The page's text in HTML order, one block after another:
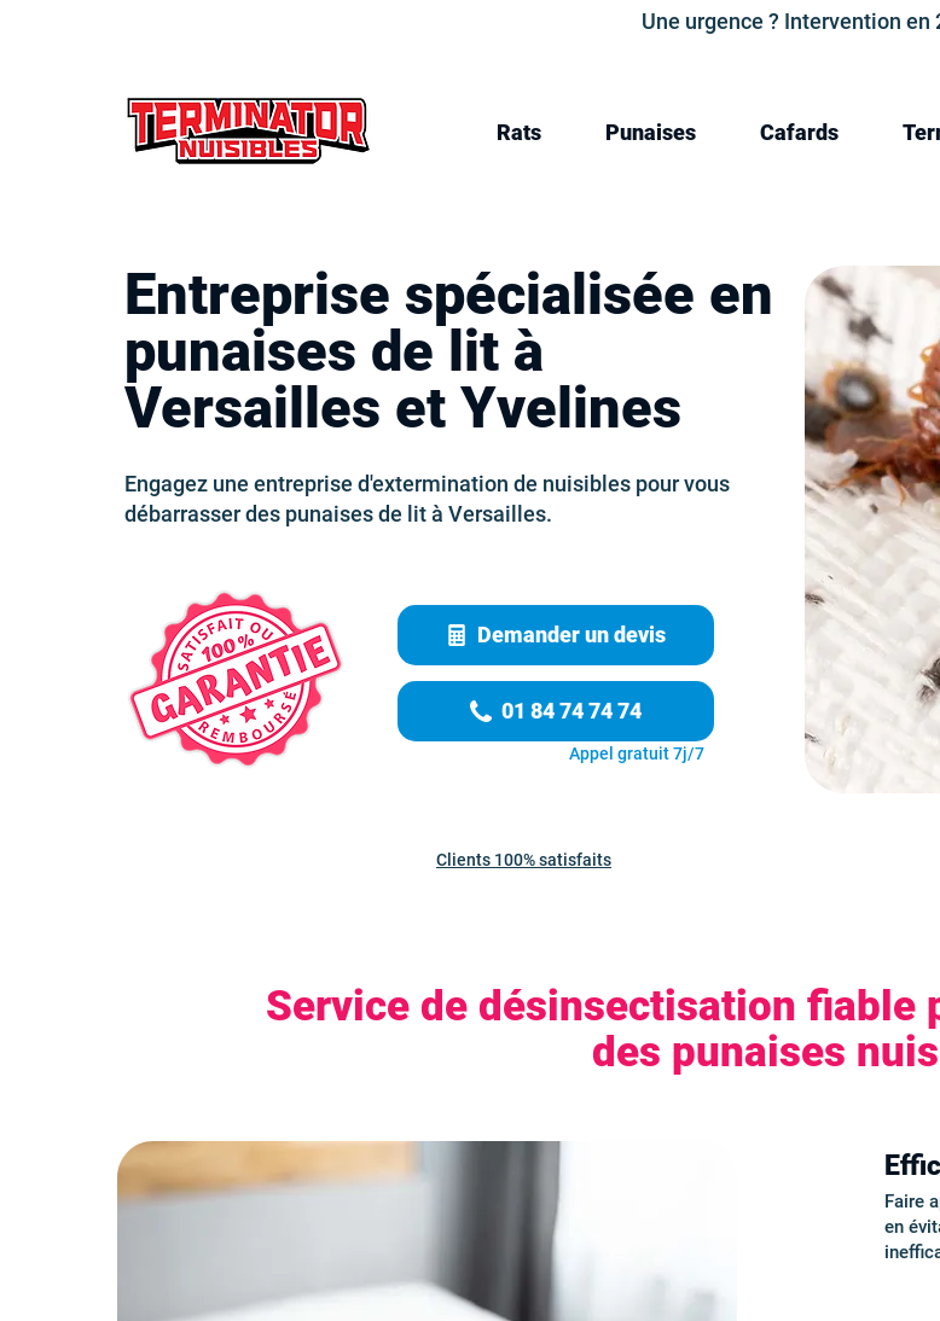
Une urgence ? Intervention en
Rats Punaises Cafards
Entreprise spécialisée en
punaises de lit à
Versailles et Yvelines
Engagez une entreprise d'extermination de nuisibles pour vous
débarrasser des punaises de lit à Versailles.
Demander un devis
01 84 74 74 74
Appel gratuit 7j/7
Clients 100% satisfaits
Service de désinsectisation fiable
des punaises
Faire
en